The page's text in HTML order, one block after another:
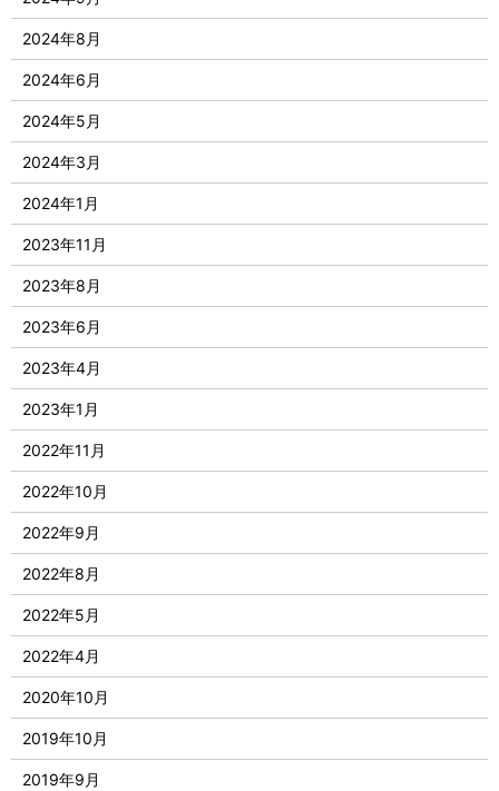
2024年8月
2024年6月
2024年5月
2024年3月
2024年1月
2023年11月
2023年8月
2023年6月
2023年4月
2023年1月
2022年11月
2022年10月
2022年9月
2022年8月
2022年5月
2022年4月
2020年10月
2019年10月
2019年9月